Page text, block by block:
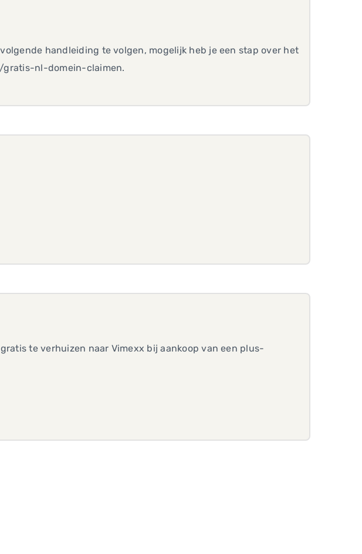
handleiding te volgen, mogelijk heb je een stap over het
nl-domein-claimen.
te verhuizen naar Vimexx bij aankoop van een plus-